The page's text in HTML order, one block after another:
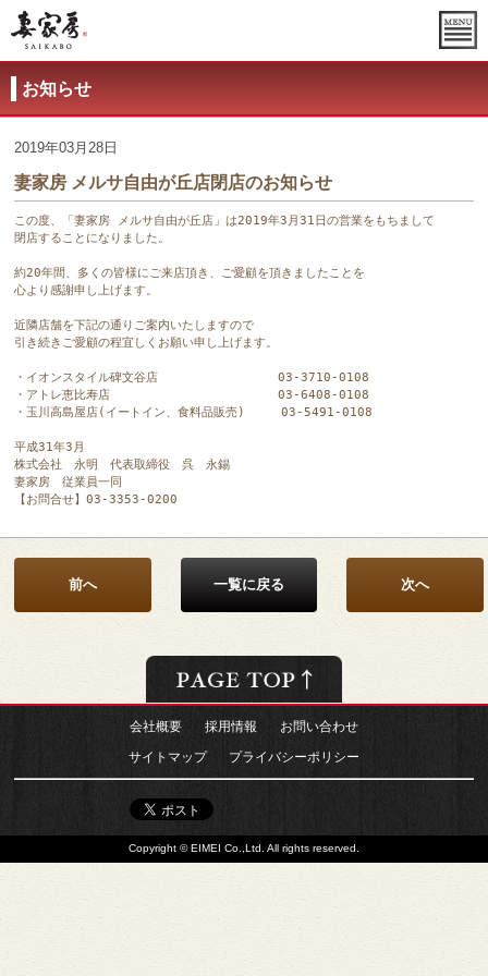
お知らせ
2019年03月28日
妻家房 メルサ自由が丘店閉店のお知らせ
この度、「妻家房 メルサ自由が丘店」は2019年3月31日の営業をもちまして
閉店することになりました。
約20年間、多くの皆様にご来店頂き、ご愛顧を頂きましたことを
心より感謝申し上げます。
近隣店舗を下記の通りご案内いたしますので
引き続きご愛顧の程宜しくお願い申し上げます。
・イオンスタイル碑文谷店　　　　　　　　　　03-3710-0108
・アトレ恵比寿店　　　　　　　　　　　　　　03-6408-0108
・玉川高島屋店(イートイン、食料品販売)　　　03-5491-0108
平成31年3月
株式会社　永明　代表取締役　呉　永錫
妻家房　従業員一同
前へ 一覧に戻る 次へ
会社概要 採用情報 お問い合わせ
サイトマップ プライバシーポリシー
Copyright © EIMEI Co.,Ltd. All rights reserved.